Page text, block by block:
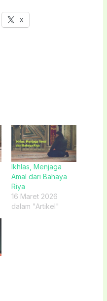
X
Ikhlas, Menjaga
Amal dari Bahaya
Riya
16 Maret 2026
dalam "Artikel"